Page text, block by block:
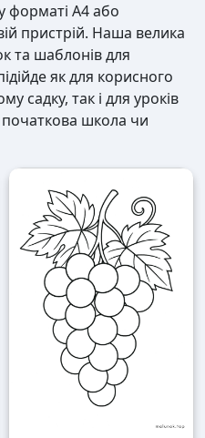
форматі А4 або
пристрій. Наша велика
та шаблонів для
як для корисного
садку, так і для уроків
школа чи